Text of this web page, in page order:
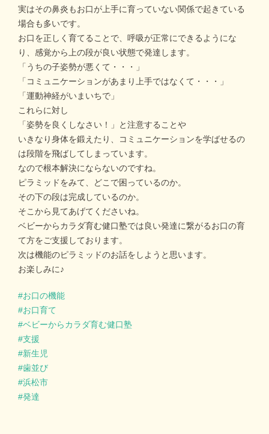
実はその鼻炎もお口が上手に育っていない関係で起きている
場合も多いです。
お口を正しく育てることで、呼吸が正常にできるようにな
り、感覚から上の段が良い状態で発達します。
「うちの子姿勢が悪くて・・・」
「コミュニケーションがあまり上手ではなくて・・・」
「運動神経がいまいちで」
これらに対し
「姿勢を良くしなさい！」と注意することや
いきなり身体を鍛えたり、コミュニケーションを学ばせるの
は段階を飛ばしてしまっています。
なので根本解決にならないのですね。
ピラミッドをみて、どこで困っているのか。
その下の段は完成しているのか。
そこから見てあげてくださいね。
ベビーからカラダ育む健口塾では良い発達に繋がるお口の育
て方をご支援しております。
次は機能のピラミッドのお話をしようと思います。
お楽しみに♪
お口の機能
お口育て
ベビーからカラダ育む健口塾
支援
新生児
歯並び
浜松市
発達